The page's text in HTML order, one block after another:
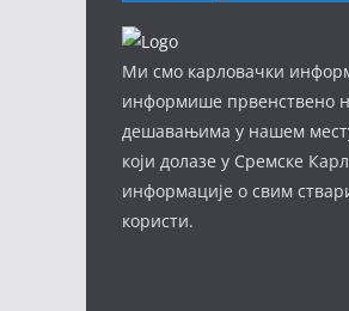
Ми смо карловачки
информише првенствено
дешавањима у нашем
који долазе у Сремске
информације о свим
користи.